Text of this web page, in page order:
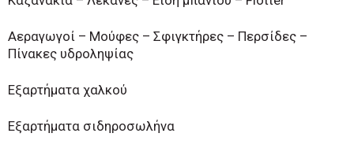
Αεραγωγοί – Μούφες – Σφιγκτήρες – Περσίδες –
Πίνακες υδροληψίας
Εξαρτήματα χαλκού
Εξαρτήματα σιδηροσωλήνα